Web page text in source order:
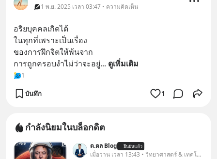
1 พ.ย. 2025 เวลา 03:47 • ความคิดเห็น
อริยบุคคลเกิดได้
ในทุกที่เพราะเป็นเรื่อง
ของการฝึกจิตให้พ้นจาก
การถูกครอบงำไม่ว่าจะอยู่... ดูเพิ่มเติม
1
บันทึก 1
กำลังนิยมในบล็อกดิต
ด.ดล Blog ยืนยันแล้ว
เมื่อวาน เวลา 13:43 • วิทยาศาสตร์ & เทคโนโลยี